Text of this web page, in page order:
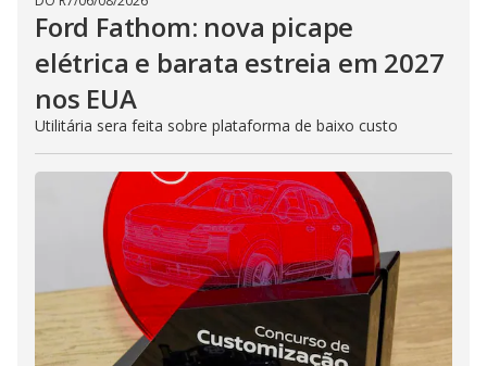
Ford Fathom: nova picape
elétrica e barata estreia em 2027
nos EUA
Utilitária sera feita sobre plataforma de baixo custo